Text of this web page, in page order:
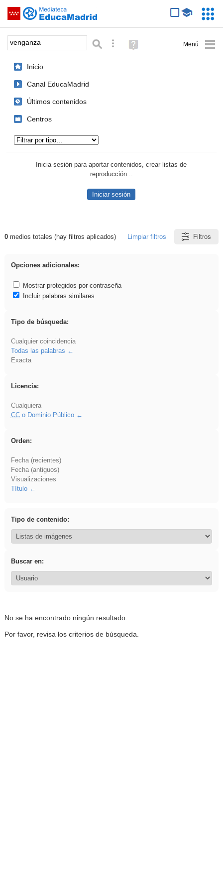
Saltar navegación
Palabra o frase: Búsqueda avanzada
Ayuda
(en
Inicio
Canal EducaMadrid
Últimos contenidos
Centros
Inicia sesión para aportar contenidos, crear listas de
reproducción...
Iniciar sesión
Resultados de: venganza
0medios totales (hay filtros aplicados) Limpiar filtros Filtros
Opciones adicionales:
Mostrar protegidos por contraseña
Incluir palabras similares
Tipo de búsqueda:
Cualquier coincidencia
Todas las palabras
Exacta
Licencia:
Cualquiera
CCo Dominio Público
Orden:
Fecha (recientes)
Fecha (antiguos)
Visualizaciones
Título
Tipo de contenido:
Buscar en:
No se ha encontrado ningún resultado.
Por favor, revisa los criterios de búsqueda.